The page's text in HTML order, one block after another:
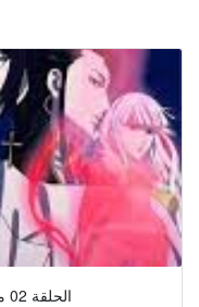
Noblesse الحلقة 02 مترجم اون لاين